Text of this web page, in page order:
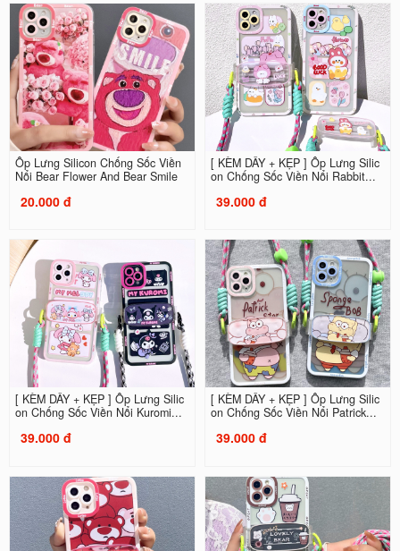
Ốp Lưng Silicon Chống Sốc Viền
Nổi Bear Flower And Bear Smile
20.000 đ
[ KÈM DÂY + KẸP ] Ốp Lưng Silic
on Chống Sốc Viền Nổi Rabbit...
39.000 đ
[ KÈM DÂY + KẸP ] Ốp Lưng Silic
on Chống Sốc Viền Nổi Kuromi...
39.000 đ
[ KÈM DÂY + KẸP ] Ốp Lưng Silic
on Chống Sốc Viền Nổi Patrick...
39.000 đ